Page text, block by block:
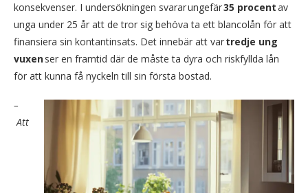
konsekvenser. I undersökningen svarar ungefär35 procentav
unga under 25 år att de tror sig behöva ta ett blancolån för att
finansiera sin kontantinsats. Det innebär att vartredje ung
vuxenser en framtid där de måste ta dyra och riskfyllda lån
för att kunna få nyckeln till sin första bostad.
–
Att